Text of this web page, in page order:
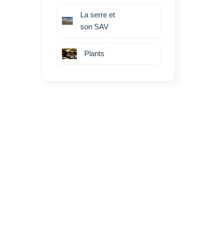
La serre et
son SAV
Plants